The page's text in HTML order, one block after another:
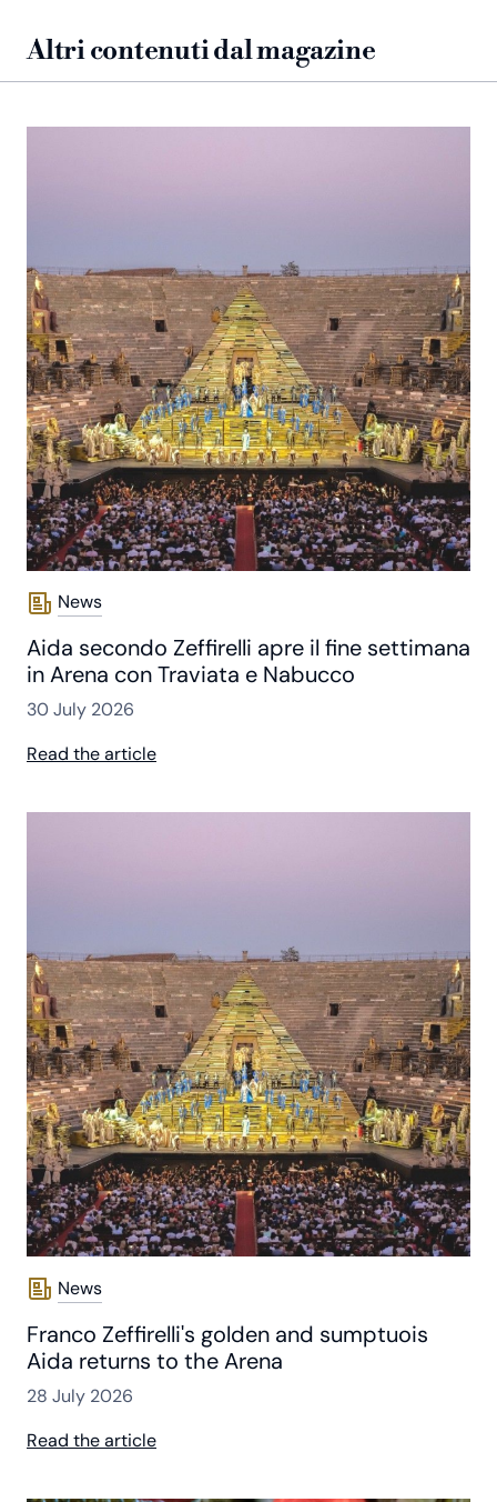
Altri contenuti dal magazine
News
Aida secondo Zeffirelli apre il fine settimana
in Arena con Traviata e Nabucco
30 July 2026
Read the article
News
Franco Zeffirelli's golden and sumptuois
Aida returns to the Arena
28 July 2026
Read the article